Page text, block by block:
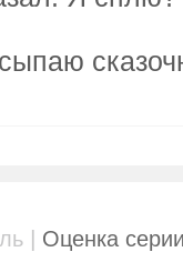
| Оценка